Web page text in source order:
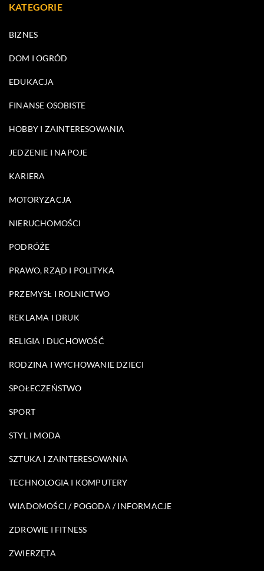
KATEGORIE
BIZNES
DOM I OGRÓD
EDUKACJA
FINANSE OSOBISTE
HOBBY I ZAINTERESOWANIA
JEDZENIE I NAPOJE
KARIERA
MOTORYZACJA
NIERUCHOMOŚCI
PODRÓŻE
PRAWO, RZĄD I POLITYKA
PRZEMYSŁ I ROLNICTWO
REKLAMA I DRUK
RELIGIA I DUCHOWOŚĆ
RODZINA I WYCHOWANIE DZIECI
SPOŁECZEŃSTWO
SPORT
STYL I MODA
SZTUKA I ZAINTERESOWANIA
TECHNOLOGIA I KOMPUTERY
WIADOMOŚCI / POGODA / INFORMACJE
ZDROWIE I FITNESS
ZWIERZĘTA